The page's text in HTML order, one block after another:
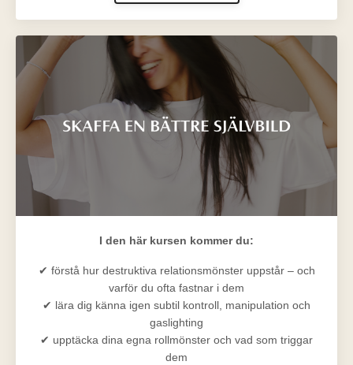
I den här kursen kommer du:
✔ förstå hur destruktiva relationsmönster uppstår – och
varför du ofta fastnar i dem
✔ lära dig känna igen subtil kontroll, manipulation och
gaslighting
✔ upptäcka dina egna rollmönster och vad som triggar
dem